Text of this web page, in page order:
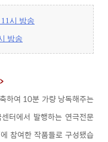
시 방송
방송
하여 10분 가량 낭독해주는
터에서 발행하는 연극전문
참여한 작품들로 구성됐습